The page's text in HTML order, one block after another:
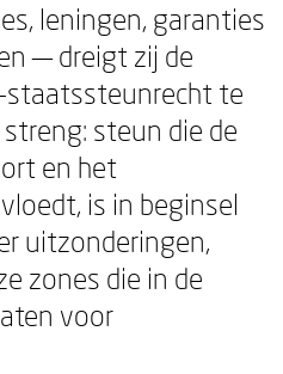
leningen, garanties
— dreigt zij de
staatssteunrecht te
steun die de
en het
is in beginsel
uitzonderingen,
zones die in de
voor